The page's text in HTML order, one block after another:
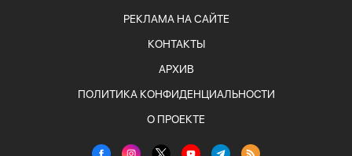
РЕКЛАМА НА САЙТЕ
КОНТАКТЫ
АРХИВ
ПОЛИТИКА КОНФИДЕНЦИАЛЬНОСТИ
О ПРОЕКТЕ